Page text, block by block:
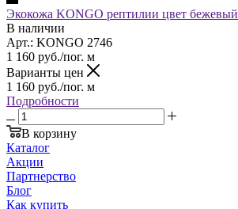
Экокожа KONGO рептилии цвет бежевый
В наличии
Арт.: KONGO 2746
1 160 руб./пог. м
Варианты цен
1 160 руб./пог. м
Подробности
В корзину
Каталог
Акции
Партнерство
Блог
Как купить